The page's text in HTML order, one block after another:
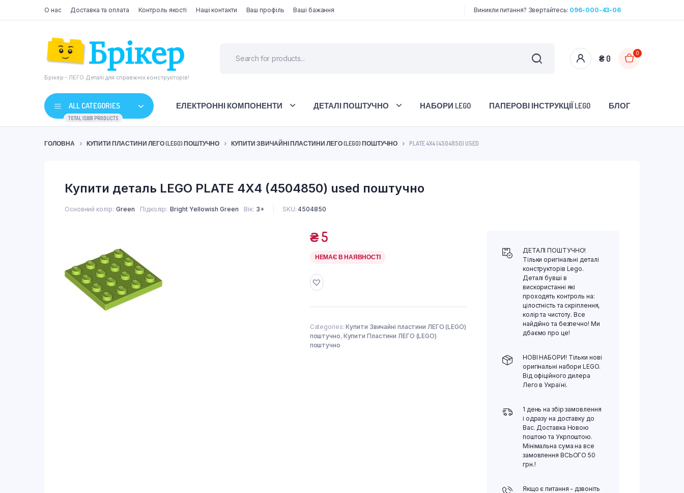
О нас Доставка та оплата Контроль якості Наші контакти Ваш профіль Ваші бажання Виникли питання? Звертайтесь: 096-000-43-06
Брікер - ЛЕГО Деталі для справжніх конструкторів!
₴ 0
0
ALL CATEGORIES
TOTAL 15881 PRODUCTS
ЕЛЕКТРОННІ КОМПОНЕНТИ ДЕТАЛІ ПОШТУЧНО НАБОРИ LEGO ПАПЕРОВІ ІНСТРУКЦІЇ LEGO БЛОГ
ГОЛОВНА КУПИТИ ПЛАСТИНИ ЛЕГО (LEGO) ПОШТУЧНО КУПИТИ ЗВИЧАЙНІ ПЛАСТИНИ ЛЕГО (LEGO) ПОШТУЧНО PLATE 4X4 (4504850) USED
Купити деталь LEGO PLATE 4X4 (4504850) used поштучно
Основний колір Green Підколір Bright Yellowish Green Вік 3+ SKU: 4504850
₴5
НЕМАЄ В НАЯВНОСТІ
Categories:Купити Звичайні пластини ЛЕГО (LEGO)
поштучно, Купити Пластини ЛЕГО (LEGO)
поштучно
ДЕТАЛІ ПОШТУЧНО!
Тільки оригінальні деталі
конструкторів Lego.
Деталі бувші в
вискористанні які
проходять контроль на:
цілостність та скріплення,
колір та чистоту. Все
найдійно та безпечно! Ми
дбаємо про це!
НОВІ НАБОРИ! Тільки нові
оригінальні набори LEGO.
Від офіційного дилера
Лего в Україні.
1 день на збір замовлення
і одразу на доставку до
Вас. Доставка Новою
поштою та Укрпоштою.
Мінімальна сума на все
замовлення ВСЬОГО 50
грн.!
Якщо є питання - дзвоніть